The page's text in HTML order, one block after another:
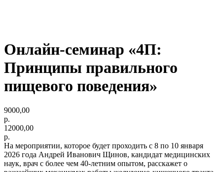
Онлайн-семинар «4П:
Принципы правильного
пищевого поведения»
9000,00
р.
12000,00
р.
На мероприятии, которое будет проходить с 8 по 10 января
2026 года Андрей Иванович Щинов, кандидат медицинских
наук, врач с более чем 40-летним опытом, расскажет о